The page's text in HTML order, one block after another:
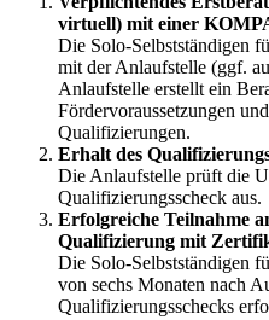
virtuell) mit einer
Die Solo-Selbstständigen
mit der Anlaufstelle (ggf.
Anlaufstelle erstellt ein
Fördervoraussetzungen
Qualifizierungen.
Erhalt des
Die Anlaufstelle prüft die
Qualifizierungsscheck aus.
Erfolgreiche Teilnahme
Qualifizierung mit
Die Solo-Selbstständigen
von sechs Monaten nach
Qualifizierungsschecks